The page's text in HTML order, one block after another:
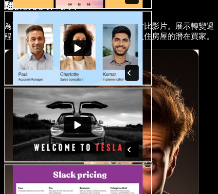
翻新前後對比影片
為正在翻修的房產製作引人入勝的前後對比影片。展示轉變過
程，突出房產的潛力，吸引尋找可立即入住房屋的潛在買家。